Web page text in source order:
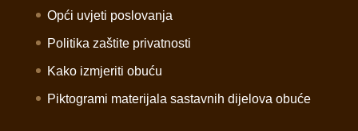
Opći uvjeti poslovanja
Politika zaštite privatnosti
Kako izmjeriti obuću
Piktogrami materijala sastavnih dijelova obuće